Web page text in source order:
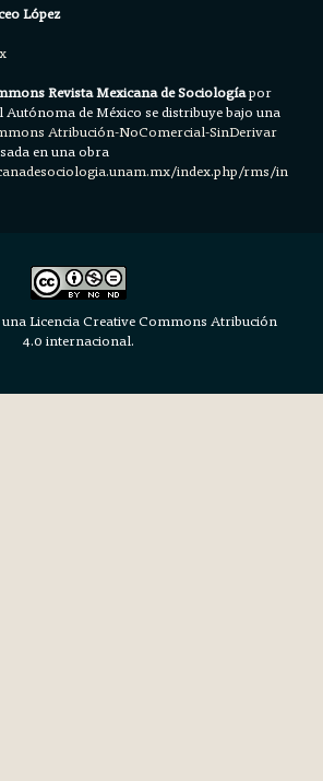
López
Revista Mexicana de Sociologíapor
de México se distribuye bajo una
Atribución-NoComercial-SinDerivar
en una obra
index.php/rms/in
Licencia Creative Commons Atribución
4.0 internacional.